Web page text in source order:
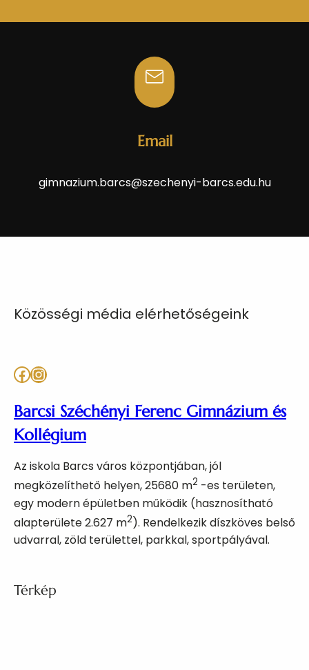
Email
gimnazium.barcs@szechenyi-barcs.edu.hu
Közösségi média elérhetőségeink
Facebook Instagram
Barcsi Széchényi Ferenc Gimnázium és
Kollégium
Az iskola Barcs város központjában, jól
megközelíthető helyen, 25680 m2 -es területen,
egy modern épületben működik (hasznosítható
alapterülete 2.627 m2). Rendelkezik díszköves belső
udvarral, zöld területtel, parkkal, sportpályával.
Térkép